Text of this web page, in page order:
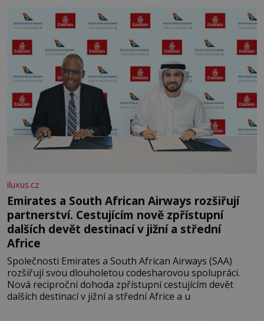
letního koupání. Stačí se však podívat
iluxus.cz
Emirates a South African Airways rozšiřují
partnerství. Cestujícím nově zpřístupní
dalších devět destinací v jižní a střední
Africe
Společnosti Emirates a South African Airways (SAA)
rozšiřují svou dlouholetou codesharovou spolupráci.
Nová reciproční dohoda zpřístupní cestujícím devět
dalších destinací v jižní a střední Africe a u